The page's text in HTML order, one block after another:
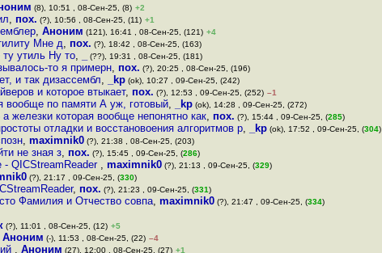
(8), 10:51 , 08-Сен-25, (8) +2
, пох. (?), 10:56 , 08-Сен-25, (11) +1
, Аноним (121), 16:41 , 08-Сен-25, (121) +4
Мне д, пох. (?), 18:42 , 08-Сен-25, (163)
утиль Ну то, (??), 19:31 , 08-Сен-25, (181)
то я примерн, пох. (?), 20:25 , 08-Сен-25, (196)
и так дизассембл, _kp (ok), 10:27 , 09-Сен-25, (242)
и которое втыкает, пох. (?), 12:53 , 09-Сен-25, (252) –1
вообще по памяти А уж, готовый, _kp (ok), 14:28 , 09-Сен-25, (272)
железки которая вообще непонятно как, пох. (?), 15:44 , 09-Сен-25, (285)
отладки и восстановоения алгоритмов р, _kp (ok), 17:52 , 09-Сен-25, (304)
, maximnik0 (?), 21:38 , 08-Сен-25, (203)
не зная з, пох. (?), 15:45 , 09-Сен-25, (286)
QICStreamReader , maximnik0 (?), 21:13 , 09-Сен-25, (329)
(?), 21:17 , 09-Сен-25, (330)
, пох. (?), 21:23 , 09-Сен-25, (331)
Фамилия и Отчество совпа, maximnik0 (?), 21:47 , 09-Сен-25, (334)
(?), 11:01 , 08-Сен-25, (12) +5
Аноним (-), 11:53 , 08-Сен-25, (22) –4
, Аноним (27), 12:00 , 08-Сен-25, (27) +1